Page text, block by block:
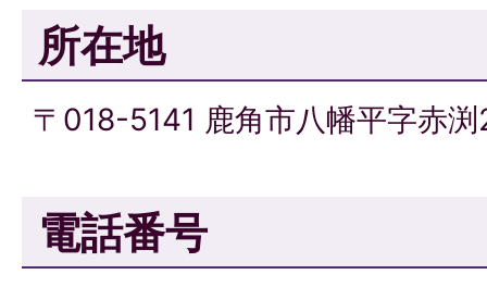
所在地
〒018-5141 鹿角市八幡平字赤
電話番号